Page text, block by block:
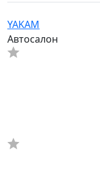
YAKAM
Автосалон